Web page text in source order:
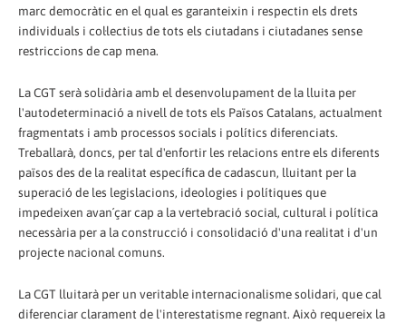
marc democràtic en el qual es garanteixin i respectin els drets
individuals i col·lectius de tots els ciutadans i ciutadanes sense
restriccions de cap mena.
La CGT serà solidària amb el desenvolupament de la lluita per
l'autodeterminació a nivell de tots els Països Catalans, actualment
fragmentats i amb processos socials i polítics diferenciats.
Treballarà, doncs, per tal d'enfortir les relacions entre els diferents
països des de la realitat específica de cadascun, lluitant per la
superació de les legislacions, ideologies i polítiques que
impedeixen avan´çar cap a la vertebració social, cultural i política
necessària per a la construcció i consolidació d'una realitat i d'un
projecte nacional comuns.
La CGT lluitarà per un veritable internacionalisme solidari, que cal
diferenciar clarament de l'interestatisme regnant. Això requereix la